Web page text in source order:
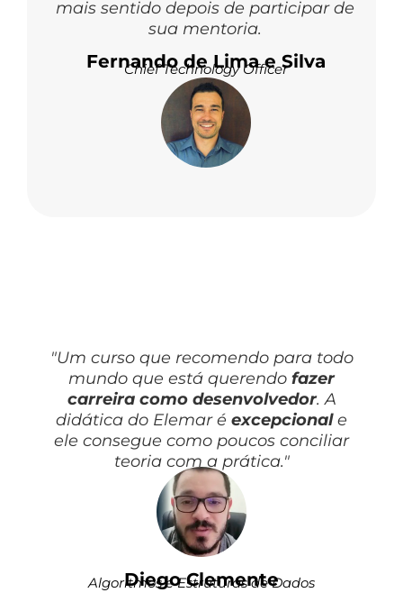
mais sentido depois de participar de
sua mentoria.
Fernando de Lima e Silva
Chief Technology Officer
"Um curso que recomendo para todo
mundo que está querendo fazer
carreira como desenvolvedor. A
didática do Elemar é excepcionale
ele consegue como poucos conciliar
teoria com a prática."
Diego Clemente
Algoritmos e Estruturas de Dados